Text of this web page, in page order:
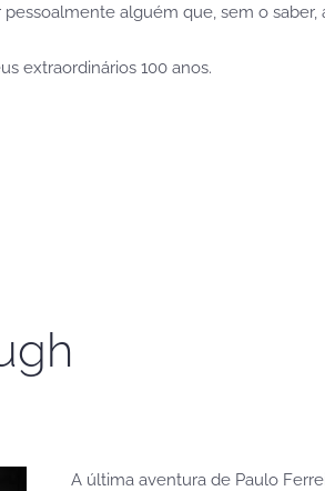
alguém que, sem o
extraordinários 100 anos.
A última aventura de Paulo